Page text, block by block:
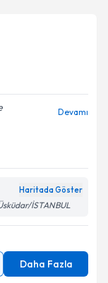
Devamı
Haritada Göster
İSTANBUL
Daha Fazla